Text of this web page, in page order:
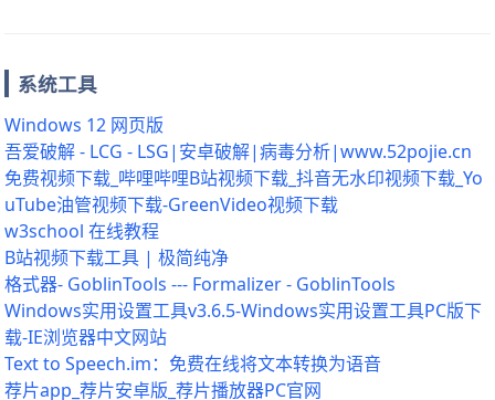
系统工具
Windows 12 网页版
吾爱破解 - LCG - LSG|安卓破解|病毒分析|www.52pojie.cn
免费视频下载_哔哩哔哩B站视频下载_抖音无水印视频下载_Yo
uTube油管视频下载-GreenVideo视频下载
w3school 在线教程
B站视频下载工具 | 极简纯净
格式器- GoblinTools --- Formalizer - GoblinTools
Windows实用设置工具v3.6.5-Windows实用设置工具PC版下
载-IE浏览器中文网站
Text to Speech.im：免费在线将文本转换为语音
荐片app_荐片安卓版_荐片播放器PC官网